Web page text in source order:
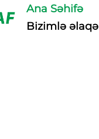
Ana Səhifə
Bizimlə əlaqə